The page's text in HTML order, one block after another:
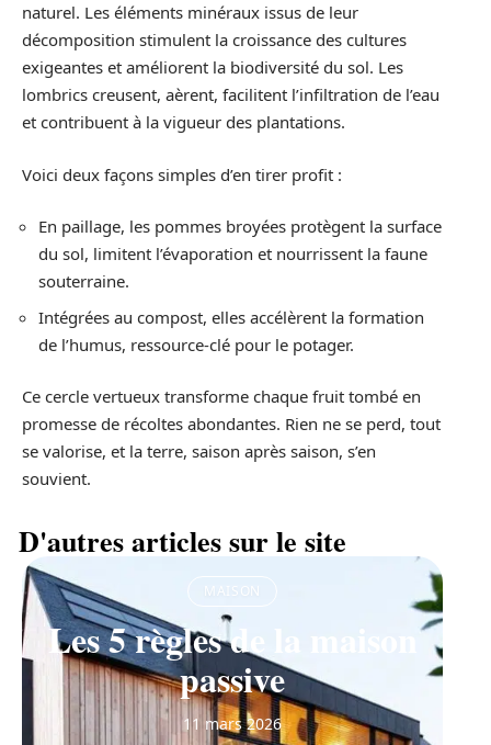
naturel. Les éléments minéraux issus de leur
décomposition stimulent la croissance des cultures
exigeantes et améliorent la biodiversité du sol. Les
lombrics creusent, aèrent, facilitent l’infiltration de l’eau
et contribuent à la vigueur des plantations.
Voici deux façons simples d’en tirer profit :
En paillage, les pommes broyées protègent la surface
du sol, limitent l’évaporation et nourrissent la faune
souterraine.
Intégrées au compost, elles accélèrent la formation
de l’humus, ressource-clé pour le potager.
Ce cercle vertueux transforme chaque fruit tombé en
promesse de récoltes abondantes. Rien ne se perd, tout
se valorise, et la terre, saison après saison, s’en
souvient.
D'autres articles sur le site
MAISON
Les 5 règles de la maison
passive
11 mars 2026